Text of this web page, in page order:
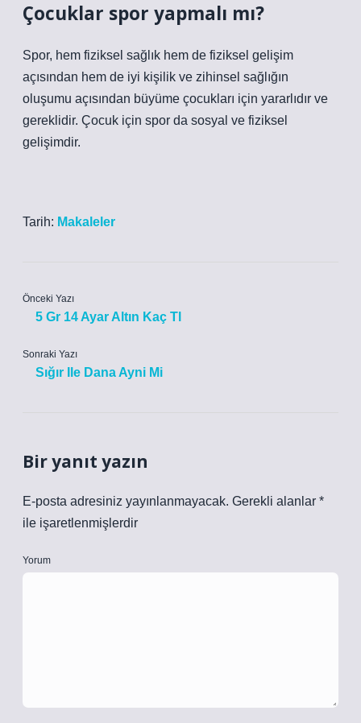
Çocuklar spor yapmalı mı?
Spor, hem fiziksel sağlık hem de fiziksel gelişim
açısından hem de iyi kişilik ve zihinsel sağlığın
oluşumu açısından büyüme çocukları için yararlıdır ve
gereklidir. Çocuk için spor da sosyal ve fiziksel
gelişimdir.
Tarih: Makaleler
Önceki Yazı
5 Gr 14 Ayar Altın Kaç Tl
Sonraki Yazı
Sığır Ile Dana Ayni Mi
Bir yanıt yazın
E-posta adresiniz yayınlanmayacak. Gerekli alanlar *
ile işaretlenmişlerdir
Yorum